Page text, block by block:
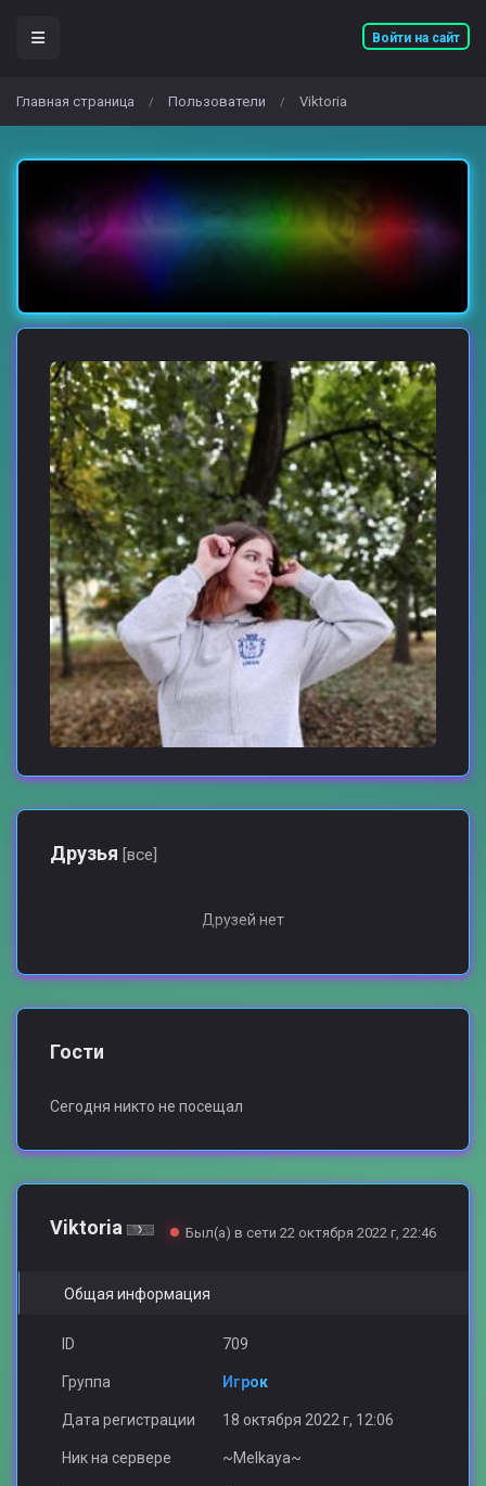
Войти на сайт
Главная страница / Пользователи / Viktoria
Друзья [все]
Друзей нет
Гости
Сегодня никто не посещал
Viktoria Был(а) в сети 22 октября 2022 г, 22:46
Общая информация
ID 709
Группа Игрок
Дата регистрации 18 октября 2022 г, 12:06
Ник на сервере ~Melkaya~